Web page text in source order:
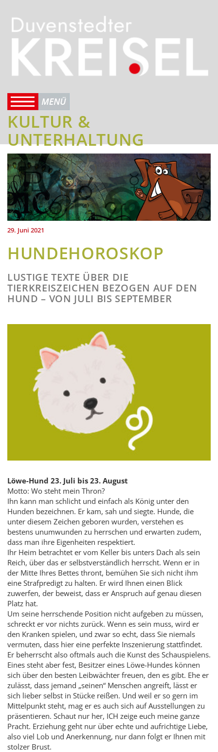
KULTUR &
UNTERHALTUNG
29. Juni 2021
HUNDEHOROSKOP
LUSTIGE TEXTE ÜBER DIE
TIERKREISZEICHEN BEZOGEN AUF DEN
HUND – VON JULI BIS SEPTEMBER
Löwe-Hund 23. Juli bis 23. August
Motto: Wo steht mein Thron?
Ihn kann man schlicht und einfach als König unter den
Hunden bezeichnen. Er kam, sah und siegte. Hunde, die
unter diesem Zeichen geboren wurden, verstehen es
bestens unumwunden zu herrschen und erwarten zudem,
dass man ihre Eigenheiten respektiert.
Ihr Heim betrachtet er vom Keller bis unters Dach als sein
Reich, über das er selbstverständlich herrscht. Wenn er in
der Mitte Ihres Bettes thront, bemühen Sie sich nicht ihm
eine Strafpredigt zu halten. Er wird Ihnen einen Blick
zuwerfen, der beweist, dass er Anspruch auf genau diesen
Platz hat.
Um seine herrschende Position nicht aufgeben zu müssen,
schreckt er vor nichts zurück. Wenn es sein muss, wird er
den Kranken spielen, und zwar so echt, dass Sie niemals
vermuten, dass hier eine perfekte Inszenierung stattfindet.
Er beherrscht also oftmals auch die Kunst des Schauspielens.
Eines steht aber fest, Besitzer eines Löwe-Hundes können
sich über den besten Leibwächter freuen, den es gibt. Ehe er
zulässt, dass jemand „seinen“ Menschen angreift, lässt er
sich lieber selbst in Stücke reißen. Und weil er so gern im
Mittelpunkt steht, mag er es auch sich auf Ausstellungen zu
präsentieren. Schaut nur her, ICH zeige euch meine ganze
Pracht. Erziehung geht nur über echte und aufrichtige Liebe,
also viel Lob und Anerkennung, nur dann folgt er Ihnen mit
stolzer Brust.